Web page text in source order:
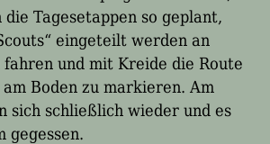
Tagesetappen so geplant,
eingeteilt werden an
und mit Kreide die Route
Boden zu markieren. Am
sich schließlich wieder und es
gegessen.